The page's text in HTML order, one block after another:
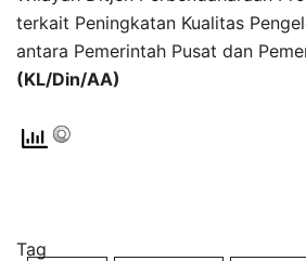
terkait Peningkatan Kualitas
antara Pemerintah Pusat dan
(KL/Din/AA)
Tag